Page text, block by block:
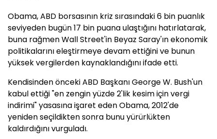
Obama, ABD borsasının kriz sırasındaki 6 bin puanlık
seviyeden bugün 17 bin puana ulaştığını hatırlatarak,
buna rağmen Wall Street'in Beyaz Saray'ın ekonomik
politikalarını eleştirmeye devam ettiğini ve bunun
yüksek vergilerden kaynaklandığını ifade etti.
Kendisinden önceki ABD Başkanı George W. Bush'un
kabul ettiği "en zengin yüzde 2'lik kesim için vergi
indirimi" yasasına işaret eden Obama, 2012'de
yeniden seçildikten sonra bunu yürürlükten
kaldırdığını vurguladı.